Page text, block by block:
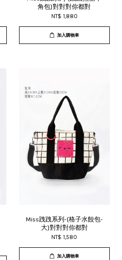
角包}對對對你都對
NT$ 1,880
加入購物車
Miss跩跩系列-{格子水餃包-
大}對對對你都對
NT$ 1,580
加入購物車